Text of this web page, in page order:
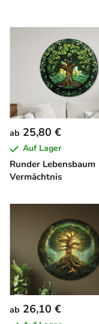
Runder Lebensbaum
Vermächtnis
ab 25,80 €
Auf Lager
ab 26,10 €